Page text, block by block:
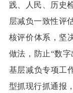
践、人民、历史
层减负一致性评
核评价体系，坚
做法，防止“数
基层减负专项工
型抓现行抓通报